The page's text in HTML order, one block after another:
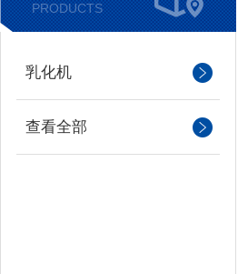
PRODUCTS
乳化机
查看全部